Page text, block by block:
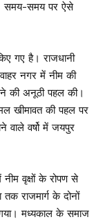
समय-समय पर ऐसे
गए है। राजधानी
नगर में नीम की
की अनूठी पहल की।
मल खीमावत की पहल पर
वाले वर्षो में जयपुर
वृक्षों के रोपण से
राजमार्ग के दोनों
मध्यकाल के समाज